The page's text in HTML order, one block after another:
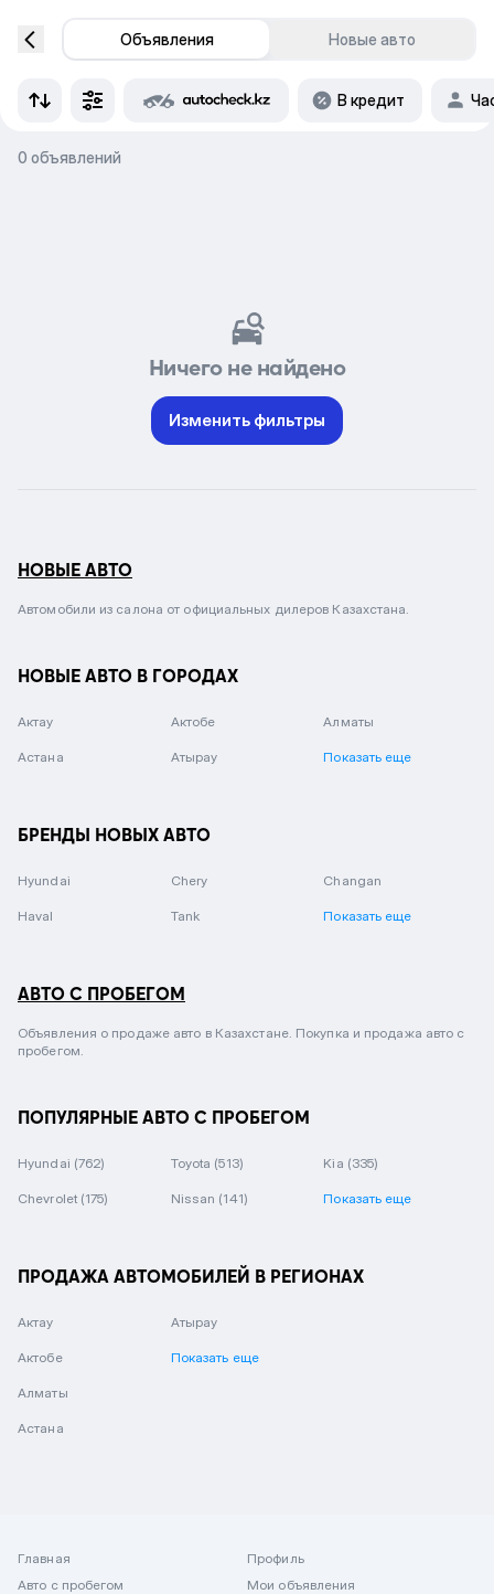
Объявления Новые авто
В кредит
0 объявлений
Ничего не найдено
Изменить фильтры
НОВЫЕ АВТО
Автомобили из салона от официальных дилеров Казахстана.
НОВЫЕ АВТО В ГОРОДАХ
Актау Актобе Алматы
Астана Атырау Показать еще
БРЕНДЫ НОВЫХ АВТО
Hyundai Chery Changan
Haval Tank Показать еще
АВТО С ПРОБЕГОМ
Объявления о продаже авто в Казахстане. Покупка и продажа авто с
пробегом.
ПОПУЛЯРНЫЕ АВТО С ПРОБЕГОМ
Hyundai (762) Toyota (513) Kia (335)
Chevrolet (175) Nissan (141) Показать еще
ПРОДАЖА АВТОМОБИЛЕЙ В РЕГИОНАХ
Актау
Актобе
Алматы
Астана
Атырау
Показать еще
Главная
Авто с пробегом
Профиль
Мои объявления